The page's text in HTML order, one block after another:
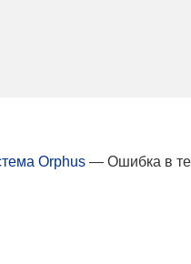
— Ошибка в